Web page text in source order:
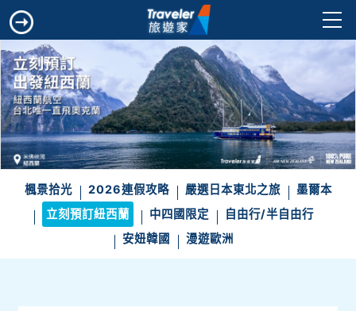
楓景拾光 2026連假攻略 嚴選日本東北之旅
墨爾本
立刻預訂紐西蘭
中四國限定
自由行/半自由行
安妞韓國
漫遊歐洲